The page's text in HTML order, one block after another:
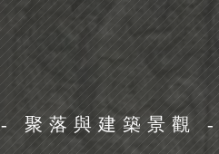
- 聚落與建築景觀 -